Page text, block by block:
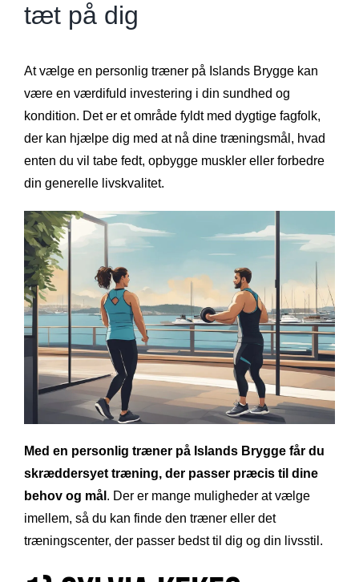
tæt på dig
At vælge en personlig træner på Islands Brygge kan
være en værdifuld investering i din sundhed og
kondition. Det er et område fyldt med dygtige fagfolk,
der kan hjælpe dig med at nå dine træningsmål, hvad
enten du vil tabe fedt, opbygge muskler eller forbedre
din generelle livskvalitet.
Med en personlig træner på Islands Brygge får du
skræddersyet træning, der passer præcis til dine
behov og mål . Der er mange muligheder at vælge
imellem, så du kan finde den træner eller det
træningscenter, der passer bedst til dig og din livsstil.